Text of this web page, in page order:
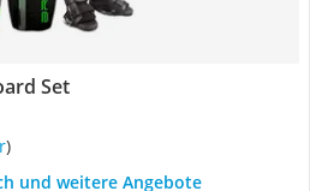
Set
)
und weitere Angebote